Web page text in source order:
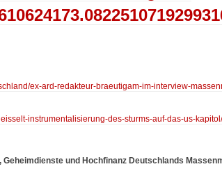
ex-ard-redakteur-braeutigam-im-interview-
instrumentalisierung-des-sturms-auf-das-us-kapitol/
und Hochfinanz Deutschlands